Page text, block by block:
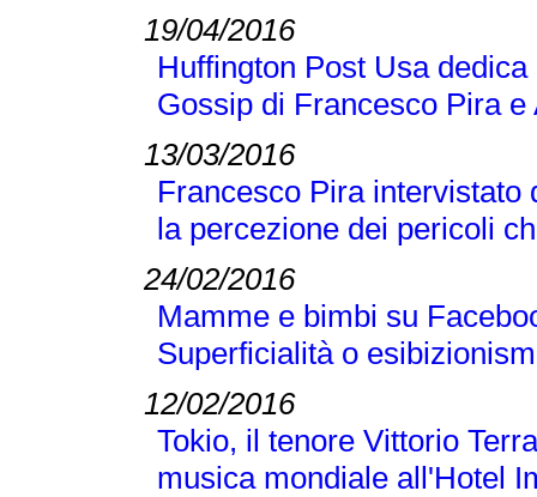
19/04/2016
Huffington Post Usa
Gossip di Francesco Pira e
13/03/2016
Francesco Pira intervistato
la percezione dei pericoli
24/02/2016
Mamme e bimbi su
Superficialità o
12/02/2016
Tokio, il tenore Vittorio
musica mondiale all'Hotel